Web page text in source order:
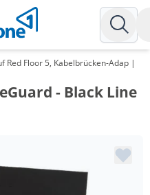
Red Floor 5, Kabelbrücken-Adap |
- Black Line